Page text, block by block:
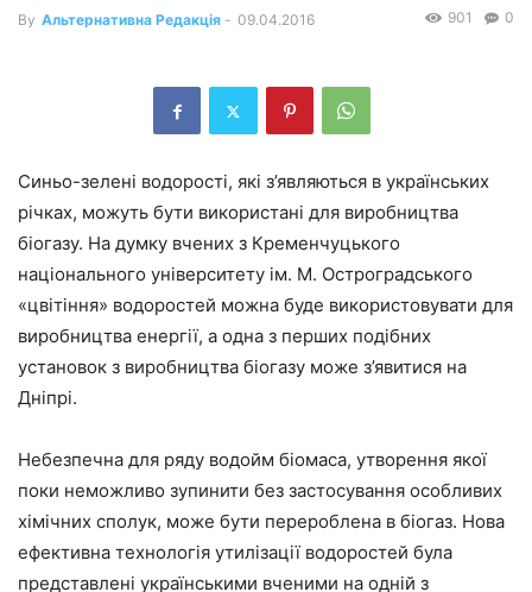
By Альтернативна Редакція - 09.04.2016 0
901
Синьо-зелені водорості, які з’являються в українських
річках, можуть бути використані для виробництва
біогазу. На думку вчених з Кременчуцького
національного університету ім. М. Остроградського
«цвітіння» водоростей можна буде використовувати для
виробництва енергії, а одна з перших подібних
установок з виробництва біогазу може з’явитися на
Дніпрі.
Небезпечна для ряду водойм біомаса, утворення якої
поки неможливо зупинити без застосування особливих
хімічних сполук, може бути перероблена в біогаз. Нова
ефективна технологія утилізації водоростей була
представлені українськими вченими на одній з